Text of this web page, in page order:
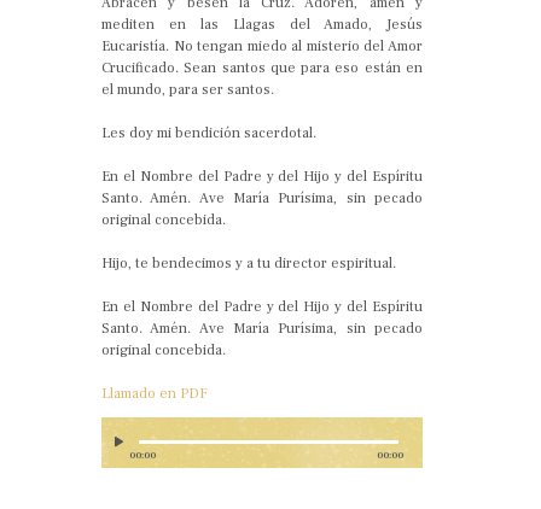
mediten en las Llagas del Amado, Jesús
Eucaristía. No tengan miedo al misterio del Amor
Crucificado. Sean santos que para eso están en
el mundo, para ser santos.
Les doy mi bendición sacerdotal.
En el Nombre del Padre y del Hijo y del Espíritu
Santo. Amén. Ave María Purísima, sin pecado
original concebida.
Hijo, te bendecimos y a tu director espiritual.
En el Nombre del Padre y del Hijo y del Espíritu
Santo. Amén. Ave María Purísima, sin pecado
original concebida.
Llamado en PDF
00:00 00:00